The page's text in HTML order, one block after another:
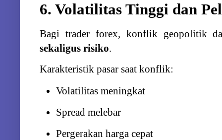
6. Volatilitas Tinggi dan
Bagi trader forex, konflik geopolitik
sekaligus risiko.
Karakteristik pasar saat konflik:
Volatilitas meningkat
Spread melebar
Pergerakan harga cepat